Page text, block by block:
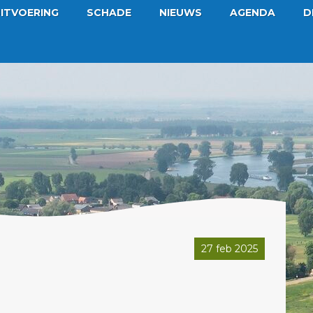
SCHADE NIEUWS AGENDA
27 feb 2025